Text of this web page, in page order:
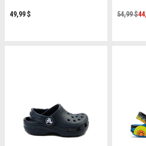
49,99 $ 54,99 $